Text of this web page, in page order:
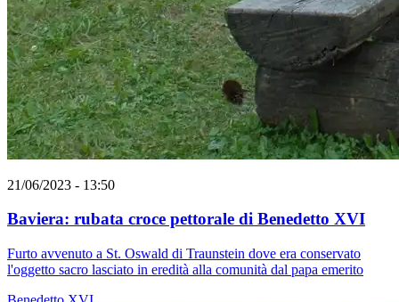
21/06/2023 - 13:50
Baviera: rubata croce pettorale di Benedetto XVI
Furto avvenuto a St. Oswald di Traunstein dove era conservato
l'oggetto sacro lasciato in eredità alla comunità dal papa emerito